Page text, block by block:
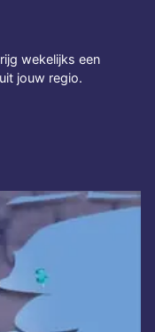
wekelijks een
jouw regio.